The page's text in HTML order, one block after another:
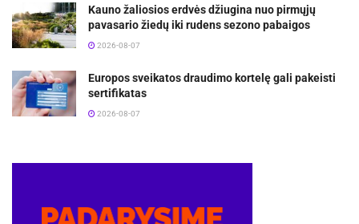
Kauno žaliosios erdvės džiugina nuo pirmųjų
pavasario žiedų iki rudens sezono pabaigos
2026-08-07
Europos sveikatos draudimo kortelę gali pakeisti
sertifikatas
2026-08-07